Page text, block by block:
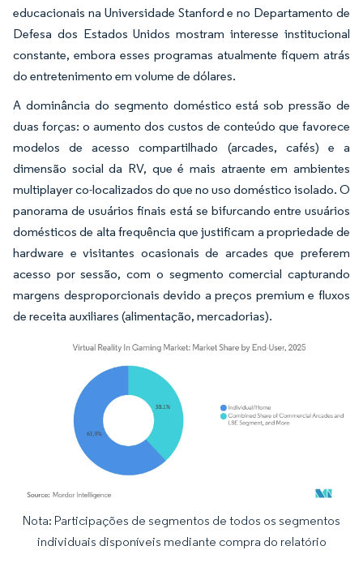
educacionais na Universidade Stanford e no Departamento de
Defesa dos Estados Unidos mostram interesse institucional
constante, embora esses programas atualmente fiquem atrás
do entretenimento em volume de dólares.
A dominância do segmento doméstico está sob pressão de
duas forças: o aumento dos custos de conteúdo que favorece
modelos de acesso compartilhado (arcades, cafés) e a
dimensão social da RV, que é mais atraente em ambientes
multiplayer co-localizados do que no uso doméstico isolado. O
panorama de usuários finais está se bifurcando entre usuários
domésticos de alta frequência que justificam a propriedade de
hardware e visitantes ocasionais de arcades que preferem
acesso por sessão, com o segmento comercial capturando
margens desproporcionais devido a preços premium e fluxos
de receita auxiliares (alimentação, mercadorias).
Imagem © Mordor Intelligence. O reuso requer atribuição conforme CC BY 4.0.
Nota: Participações de segmentos de todos os segmentos
individuais disponíveis mediante compra do relatório